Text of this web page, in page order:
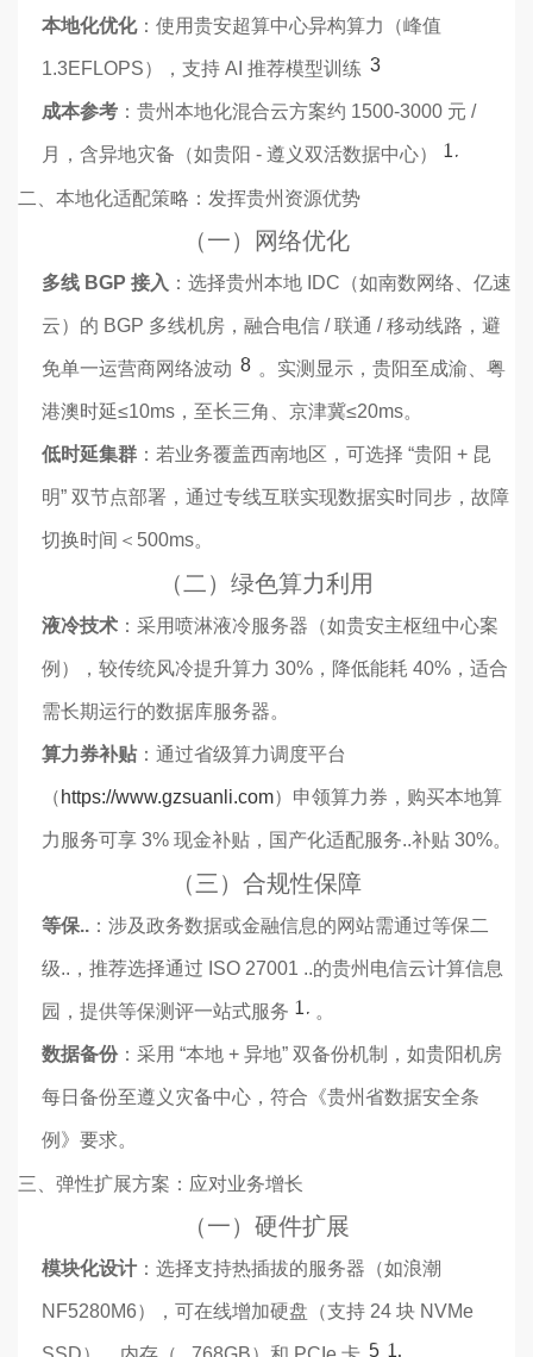
本地化优化：使用贵安超算中心异构算力（峰值
1.3EFLOPS），支持 AI 推荐模型训练 3
成本参考 ：贵州本地化混合云方案约 1500-3000 元 /
月，含异地灾备（如贵阳 - 遵义双活数据中心） 18
二、本地化适配策略：发挥贵州资源优势
（一）网络优化
多线 BGP 接入 ：选择贵州本地 IDC（如南数网络、亿速
云）的 BGP 多线机房，融合电信 / 联通 / 移动线路，避
免单一运营商网络波动 8 。实测显示，贵阳至成渝、粤
港澳时延≤10ms，至长三角、京津冀≤20ms。
低时延集群 ：若业务覆盖西南地区，可选择 “贵阳 + 昆
明” 双节点部署，通过专线互联实现数据实时同步，故障
切换时间＜500ms。
（二）绿色算力利用
液冷技术 ：采用喷淋液冷服务器（如贵安主枢纽中心案
例），较传统风冷提升算力 30%，降低能耗 40%，适合
需长期运行的数据库服务器。
算力券补贴：通过省级算力调度平台
（ https://www.gzsuanli.com）申领算力券，购买本地算
力服务可享 3% 现金补贴，国产化适配服务..补贴 30%。
（三）合规性保障
等保.. ：涉及政务数据或金融信息的网站需通过等保二
级..，推荐选择通过 ISO 27001 ..的贵州电信云计算信息
园，提供等保测评一站式服务 12 。
数据备份：采用 “本地 + 异地” 双备份机制，如贵阳机房
每日备份至遵义灾备中心，符合《贵州省数据安全条
例》要求。
三、弹性扩展方案：应对业务增长
（一）硬件扩展
模块化设计 ：选择支持热插拔的服务器（如浪潮
NF5280M6），可在线增加硬盘（支持 24 块 NVMe
5 11